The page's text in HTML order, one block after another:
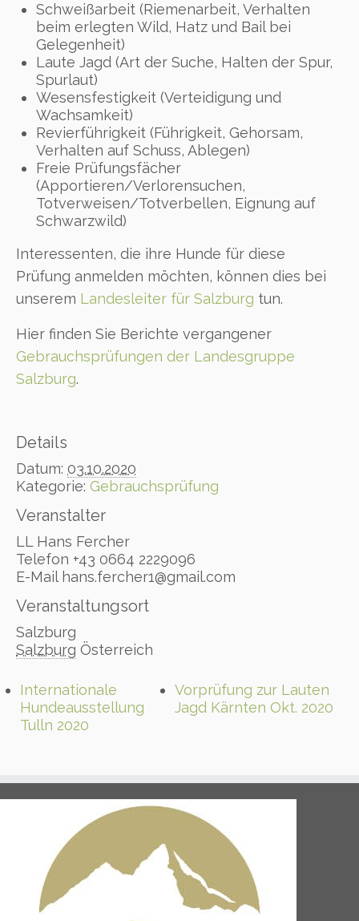
Schweißarbeit (Riemenarbeit, Verhalten
beim erlegten Wild, Hatz und Bail bei
Gelegenheit)
Laute Jagd (Art der Suche, Halten der Spur,
Spurlaut)
Wesensfestigkeit (Verteidigung und
Wachsamkeit)
Revierführigkeit (Führigkeit, Gehorsam,
Verhalten auf Schuss, Ablegen)
Freie Prüfungsfächer
(Apportieren/Verlorensuchen,
Totverweisen/Totverbellen, Eignung auf
Schwarzwild)
Interessenten, die ihre Hunde für diese
Prüfung anmelden möchten, können dies bei
unserem Landesleiter für Salzburg tun.
Hier finden Sie Berichte vergangener
Gebrauchsprüfungen der Landesgruppe
Salzburg.
Details
Datum: 03.10.2020
Kategorie: Gebrauchsprüfung
Veranstaltungsort
Salzburg
Salzburg Österreich
Veranstalter
LL Hans Fercher
Telefon +43 0664 2229096
E-Mail hans.fercher1@gmail.com
Internationale
Hundeausstellung
Tulln 2020
Vorprüfung zur Lauten
Jagd Kärnten Okt. 2020